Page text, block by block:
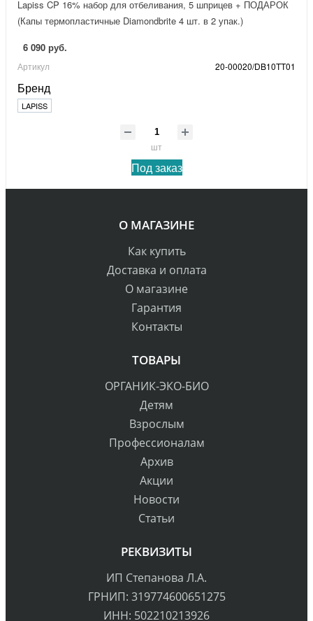
Lapiss CP 16% набор для отбеливания, 5 шприцев + ПОДАРОК
(Капы термопластичные Diamondbrite 4 шт. в 2 упак.)
6 090 руб.
Артикул 20-00020/DB10TT01
Бренд
LAPISS
шт
Под заказ
О МАГАЗИНЕ
Как купить
Доставка и оплата
О магазине
Гарантия
Контакты
ТОВАРЫ
ОРГАНИК-ЭКО-БИО
Детям
Взрослым
Профессионалам
Архив
Акции
Новости
Статьи
РЕКВИЗИТЫ
ИП Степанова Л.А.
ГРНИП: 319774600651275
ИНН: 502210213926